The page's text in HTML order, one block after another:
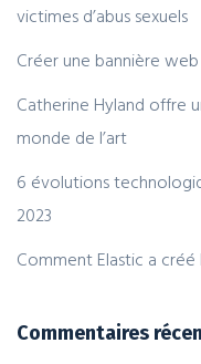
victimes d’abus sexuels
Créer une bannière
Catherine Hyland offre
monde de l’art
6 évolutions
2023
Comment Elastic a
Commentaires